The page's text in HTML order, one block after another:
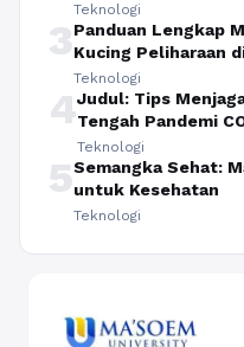
Teknologi
3Panduan Lengkap
Kucing Peliharaan
Teknologi
4Judul: Tips
Tengah Pandemi
Teknologi
5Semangka Sehat:
untuk Kesehatan
Teknologi